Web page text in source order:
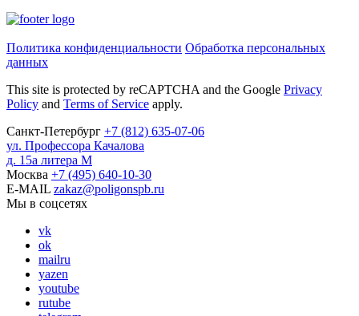
Политика конфиденциальности Обработка персональных
данных
This site is protected by reCAPTCHA and the Google Privacy
Policy and Terms of Service apply.
Санкт-Петербург +7 (812) 635-07-06
ул. Профессора Качалова
д. 15а литера М
Москва +7 (495) 640-10-30
E-MAIL zakaz@poligonspb.ru
Мы в соцсетях
vk
ok
mailru
yazen
youtube
rutube